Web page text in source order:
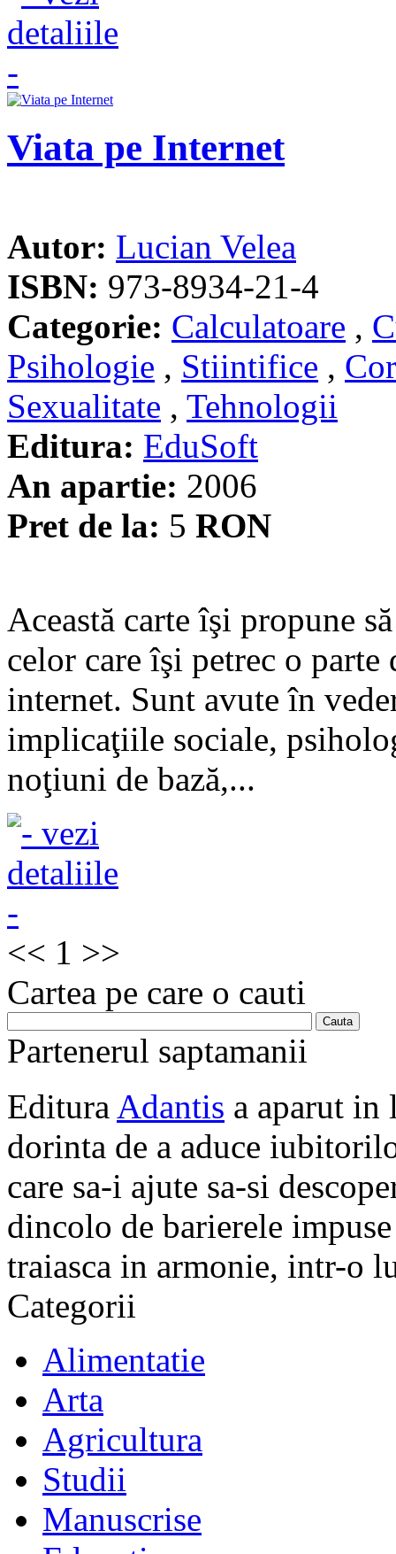
Viata pe Internet
Autor: Lucian Velea
ISBN: 973-8934-21-4
Categorie: Calculatoare ,
Psihologie , Stiintifice ,
Sexualitate , Tehnologii
Editura: EduSoft
An apartie: 2006
Pret de la: 5 RON
Această carte îşi propune
celor care îşi petrec o
internet. Sunt avute în
implicaţiile sociale,
noţiuni de bază,...
<< 1 >>
Cartea pe care o cauti
Partenerul saptamanii
Editura Adantis a aparut in
dorinta de a aduce
care sa-i ajute sa-si
dincolo de barierele
traiasca in armonie, intr-o
Categorii
Alimentatie
Arta
Agricultura
Studii
Manuscrise